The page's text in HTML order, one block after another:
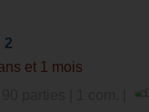
2
et 1 mois